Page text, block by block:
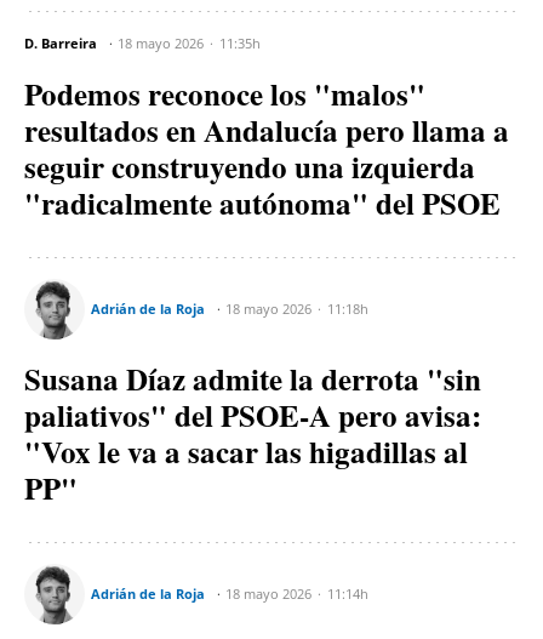
D. Barreira 18 mayo 2026 11:35h
Podemos reconoce los "malos"
resultados en Andalucía pero llama a
seguir construyendo una izquierda
"radicalmente autónoma" del PSOE
Adrián de la Roja 18 mayo 2026 11:18h
Susana Díaz admite la derrota "sin
paliativos" del PSOE-A pero avisa:
"Vox le va a sacar las higadillas al
PP"
Adrián de la Roja 18 mayo 2026 11:14h